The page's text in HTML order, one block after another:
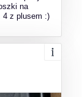
na
4 z plusem :)